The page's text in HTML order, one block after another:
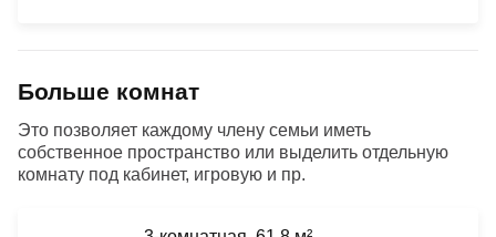
Больше комнат
Это позволяет каждому члену семьи иметь
собственное пространство или выделить отдельную
комнату под кабинет, игровую и пр.